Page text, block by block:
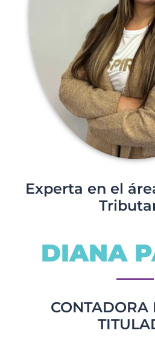
Experta en el
DIANA
CONTADORA